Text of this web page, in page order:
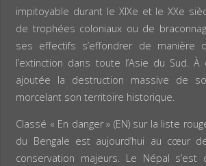
impitoyable durant le XIXe et le XXe
de trophées coloniaux ou de
ses effectifs s’effondrer de manière
l’extinction dans toute l’Asie du Sud.
ajoutée la destruction massive de
morcelant son territoire historique.
Classé « En danger » (EN) sur la liste
du Bengale est aujourd’hui au cœur
conservation majeurs. Le Népal s’est